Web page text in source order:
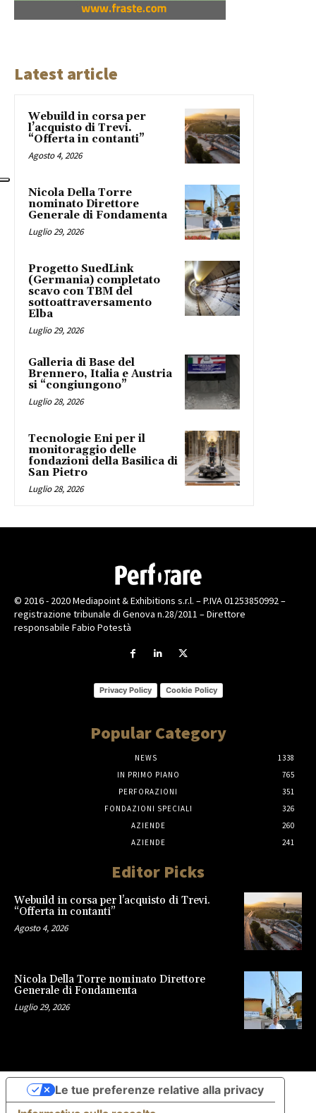
Latest article
Webuild in corsa per
l’acquisto di Trevi.
“Offerta in contanti”
Agosto 4, 2026
Nicola Della Torre
nominato Direttore
Generale di Fondamenta
Luglio 29, 2026
Progetto SuedLink
(Germania) completato
scavo con TBM del
sottoattraversamento
Elba
Luglio 29, 2026
Galleria di Base del
Brennero, Italia e Austria
si “congiungono”
Luglio 28, 2026
Tecnologie Eni per il
monitoraggio delle
fondazioni della Basilica di
San Pietro
Luglio 28, 2026
© 2016 - 2020 Mediapoint & Exhibitions s.r.l. – P.IVA 01253850992 –
registrazione tribunale di Genova n.28/2011 – Direttore
responsabile Fabio Potestà
Privacy Policy Cookie Policy
Popular Category
NEWS
1338
IN PRIMO PIANO
765
PERFORAZIONI
351
FONDAZIONI SPECIALI
326
AZIENDE
260
AZIENDE
241
Editor Picks
Webuild in corsa per l’acquisto di Trevi.
“Offerta in contanti”
Agosto 4, 2026
Nicola Della Torre nominato Direttore
Generale di Fondamenta
Luglio 29, 2026
Le tue preferenze relative alla privacy